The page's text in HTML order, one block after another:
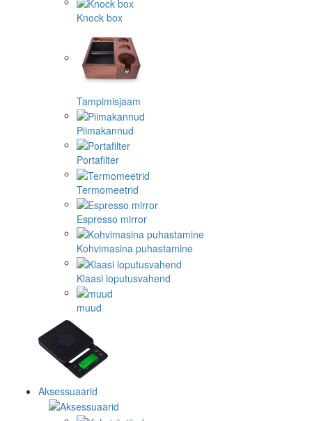
Knock box
Tampimisjaam
Piimakannud
Portafilter
Termomeetrid
Espresso mirror
Kohvimasina puhastamine
Klaasi loputusvahend
muud
Aksessuaarid